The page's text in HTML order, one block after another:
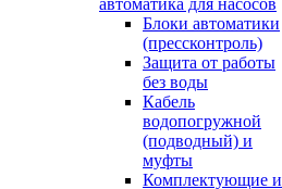
автоматика для насосов
Блоки автоматики
(прессконтроль)
Защита от работы
без воды
Кабель
водопогружной
(подводный) и
муфты
Комплектующие и